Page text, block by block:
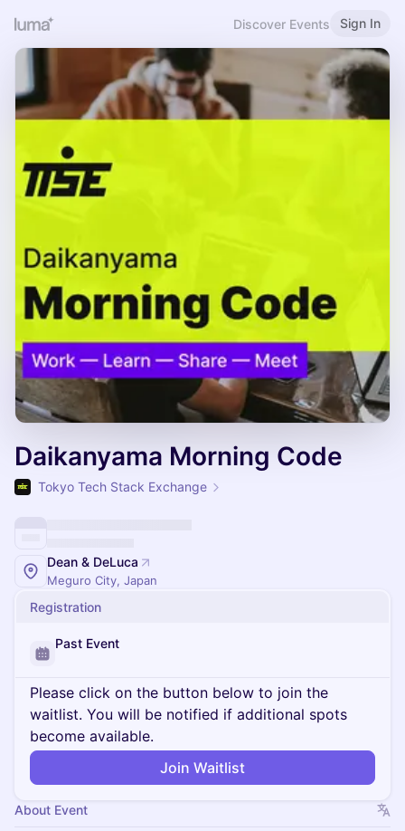
Discover Events Sign In
Daikanyama Morning Code
Tokyo Tech Stack Exchange
Dean & DeLuca
Meguro City, Japan
Registration
Past Event
Please click on the button below to join the
waitlist. You will be notified if additional spots
become available.
Join Waitlist
About Event